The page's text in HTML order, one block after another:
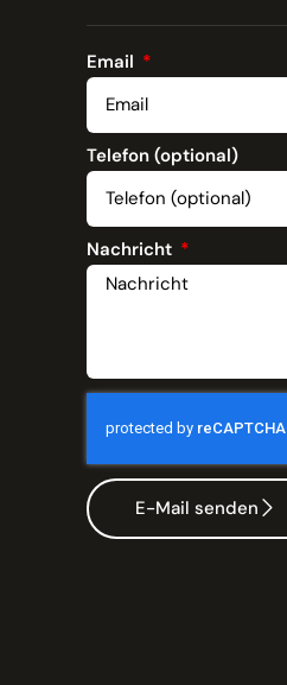
Email
Telefon (optional)
Nachricht
E-Mail senden